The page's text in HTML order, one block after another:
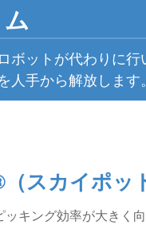
ットが代わりに行
手から解放します。
スカイポッ
ッキング効率が大きく